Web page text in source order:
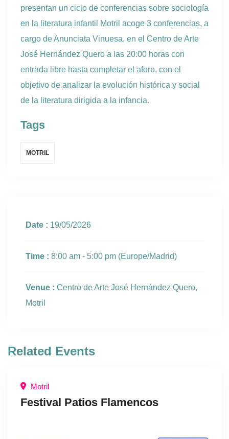
presentan un ciclo de conferencias sobre sociología
en la literatura infantil Motril acoge 3 conferencias, a
cargo de Anunciata Vinuesa, en el Centro de Arte
José Hernández Quero a las 20:00 horas con
entrada libre hasta completar el aforo, con el
objetivo de analizar la evolución histórica y social
de la literatura dirigida a la infancia.
Tags
MOTRIL
Date : 19/05/2026
Time : 8:00 am - 5:00 pm (Europe/Madrid)
Venue : Centro de Arte José Hernández Quero,
Motril
Related Events
Motril
Festival Patios Flamencos